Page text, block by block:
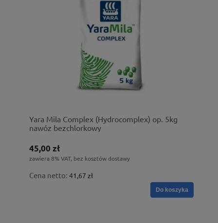
Yara Mila Complex (Hydrocomplex) op. 5kg
nawóz bezchlorkowy
45,00 zł
zawiera 8% VAT, bez kosztów dostawy
Cena netto: 41,67 zł
Do koszyka